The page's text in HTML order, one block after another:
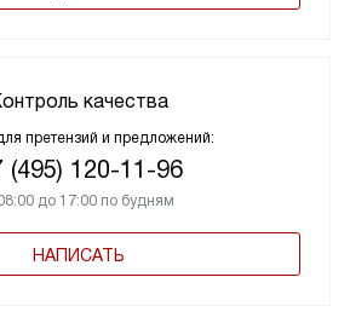
качества
претензий и предложений:
(495) 120-11-96
до 17:00 по будням
НАПИСАТЬ